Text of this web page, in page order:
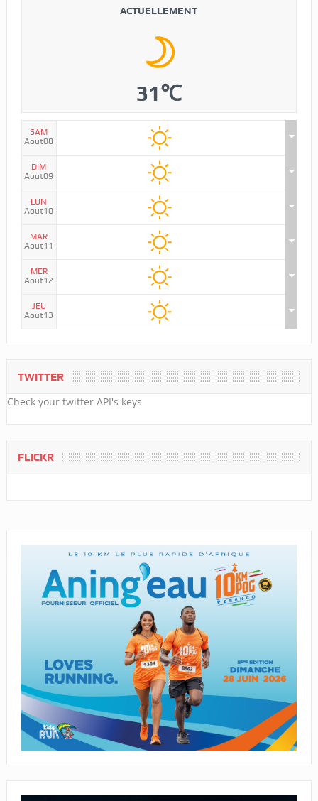
ACTUELLEMENT
31℃
SAM
Aout08
DIM
Aout09
LUN
Aout10
MAR
Aout11
MER
Aout12
JEU
Aout13
TWITTER
Check your twitter API's keys
FLICKR